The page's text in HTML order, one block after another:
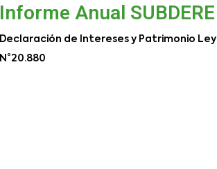
Informe Anual SUBDERE
Declaración de Intereses y Patrimonio Ley
N°20.880